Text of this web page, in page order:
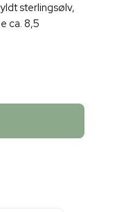
sterlingsølv,
ca. 8,5